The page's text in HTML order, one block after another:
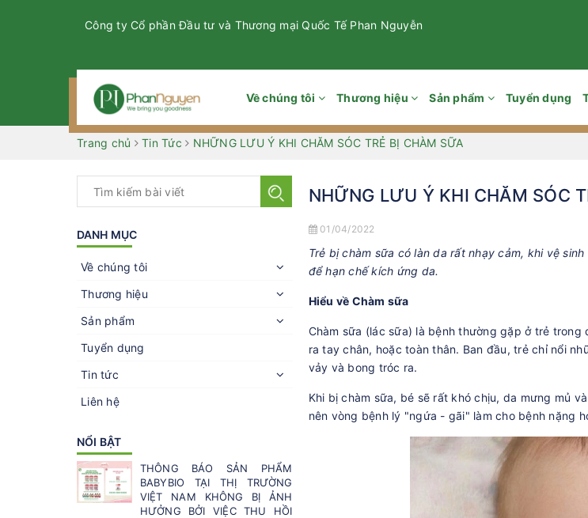
Công ty Cổ phần Đầu tư và Thương mại Quốc Tế Phan Nguyễn
Về chúng tôi Thương hiệu Sản phẩm Tuyển dụng
Trang chủ Tin Tức NHỮNG LƯU Ý KHI CHĂM SÓC TRẺ BỊ CHÀM SỮA
NHỮNG LƯU Ý KHI CHĂM SÓC
01/04/2022
Trẻ bị chàm sữa có làn da rất nhạy cảm, khi vệ
để hạn chế kích ứng da.
Hiểu về Chàm sữa
Chàm sữa (lác sữa) là bệnh thường gặp ở trẻ
ra tay chân, hoặc toàn thân. Ban đầu, trẻ chỉ nổi
vảy và bong tróc ra.
Khi bị chàm sữa, bé sẽ rất khó chịu, da mưng mủ
nên vòng bệnh lý "ngứa - gãi" làm cho bệnh nặng
DANH MỤC
Về chúng tôi
Thương hiệu
Sản phẩm
Tuyển dụng
Tin tức
Liên hệ
NỔI BẬT
THÔNG BÁO SẢN PHẨM
BABYBIO TẠI THỊ TRƯỜNG
VIỆT NAM KHÔNG BỊ ẢNH
HƯỞNG BỞI VIỆC THU HỒI